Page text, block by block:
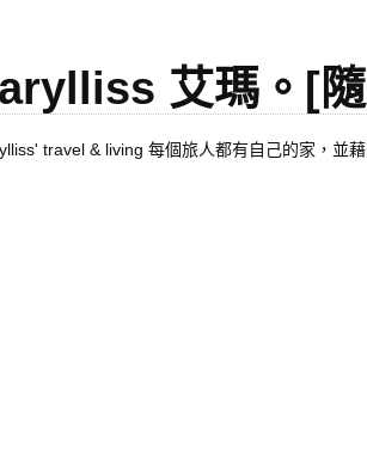
艾瑪。[
travel & living 每個旅人都有自己的家，並藉